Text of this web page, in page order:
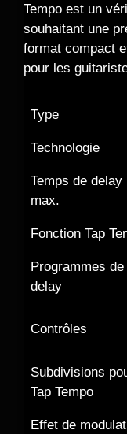
Tempo est un
souhaitant une
format compact
pour les
Type
Technologie
Temps de delay
max.
Fonction Tap
Programmes de
delay
Contrôles
Subdivisions
Tap Tempo
Effet de